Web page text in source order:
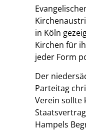
in Köln
Kirchen für
jeder Form
Der
Parteitag
Verein sollte
Hampels